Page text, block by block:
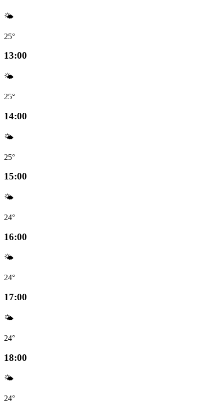
🌤️
25°
13:00
🌤️
25°
14:00
🌤️
25°
15:00
🌤️
24°
16:00
🌤️
24°
17:00
🌤️
24°
18:00
🌤️
24°